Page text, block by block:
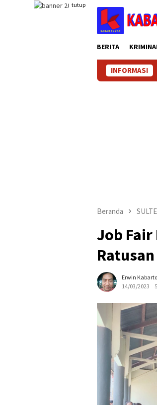
tutup
BERITA
INFORMASI
Beranda
Job Fair
Erwin
14/03/2023